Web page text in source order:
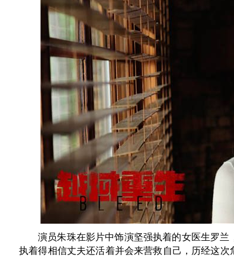
演员朱珠在影片中饰演坚强执着的女医生罗
执着得相信丈夫还活着并会来营救自己，历经这